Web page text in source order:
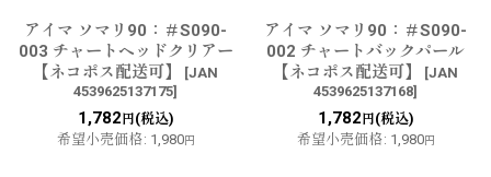
アイマ ソマリ90：＃S090-
003 チャートヘッドクリアー
【ネコポス配送可】
[JAN
4539625137175]
1,782 円(税込)
希望小売価格: 1,980円
アイマ ソマリ90：＃S090-
002 チャートバックパール
【ネコポス配送可】
[JAN
4539625137168]
1,782 円(税込)
希望小売価格: 1,980円